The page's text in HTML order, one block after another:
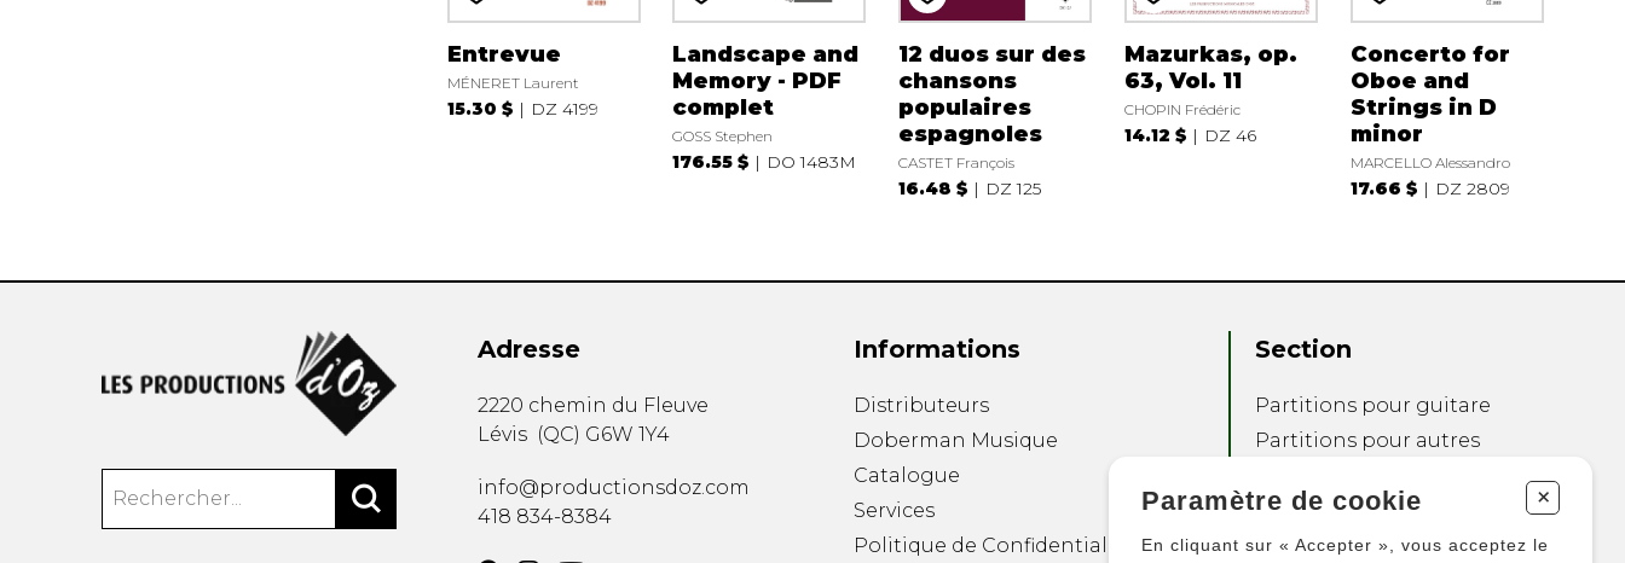
Entrevue
MÉNERET Laurent
15.30 $ DZ 4199
Landscape and
Memory - PDF
complet
GOSS Stephen
176.55 $ DO 1483M
12 duos sur des
chansons
populaires
espagnoles
CASTET François
16.48 $ DZ 125
Mazurkas, op.
63, Vol. 11
CHOPIN Frédéric
14.12 $ DZ 46
Concerto for
Oboe and
Strings in D
minor
MARCELLO Alessandro
17.66 $ DZ 2809
Adresse
2220 chemin du Fleuve
Lévis (QC) G6W 1Y4
info@productionsdoz.com
418 834-8384
Informations
Distributeurs
Doberman Musique
Catalogue
Services
Politique de Confidentialité
Section
Partitions pour guitare
Partitions pour autres
Partitions pour
ensembles
Paramètre de cookie +
En cliquant sur « Accepter », vous acceptez le